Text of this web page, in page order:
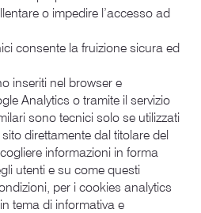
o impedire l’accesso ad
consente la fruizione sicura ed
inseriti nel browser e
Analytics o tramite il servizio
sono tecnici solo se utilizzati
direttamente dal titolare del
informazioni in forma
utenti e su come questi
per i cookies analytics
tema di informativa e